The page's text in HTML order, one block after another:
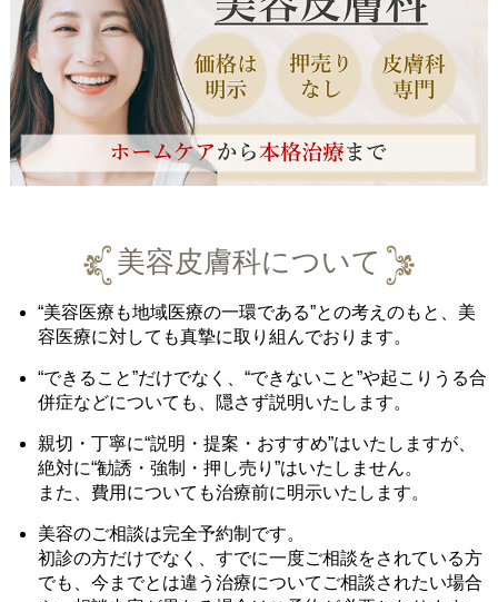
美容皮膚科について
“美容医療も地域医療の一環である”との考えのもと、美
容医療に対しても真摯に取り組んでおります。
“できること”だけでなく、“できないこと”や起こりうる合
併症などについても、隠さず説明いたします。
親切・丁寧に“説明・提案・おすすめ”はいたしますが、
絶対に“勧誘・強制・押し売り”はいたしません。
また、費用についても治療前に明示いたします。
美容のご相談は完全予約制です。
初診の方だけでなく、すでに一度ご相談をされている方
でも、今までとは違う治療についてご相談されたい場合